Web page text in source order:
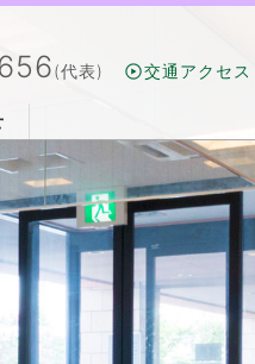
(代表) 交通アクセス